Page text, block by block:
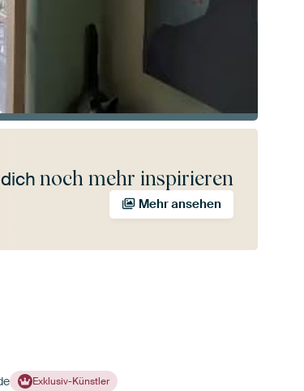
noch mehr inspirieren
Mehr ansehen
Exklusiv-Künstler